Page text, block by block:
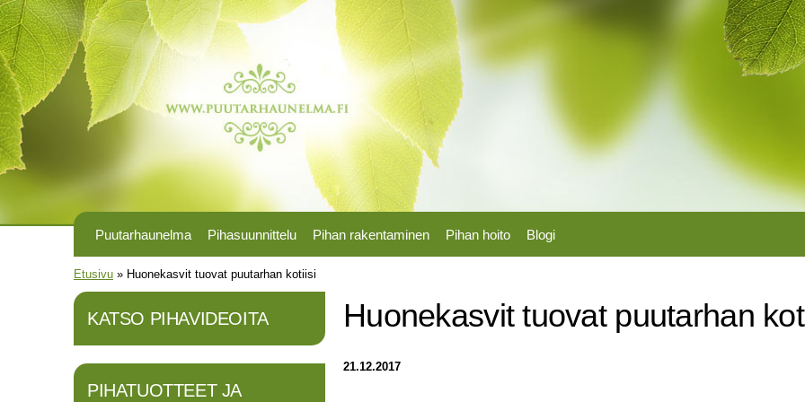
Puutarhaunelma Pihasuunnittelu Pihan rakentaminen Pihan hoito Blogi
Olet täällä
Etusivu » Huonekasvit tuovat puutarhan kotiisi
KATSO PIHAVIDEOITA
PIHATUOTTEET JA
Huonekasvit tuovat puutarhan
21.12.2017